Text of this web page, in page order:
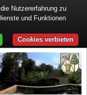
Nutzererfahrung zu
und Funktionen
Cookies verbieten